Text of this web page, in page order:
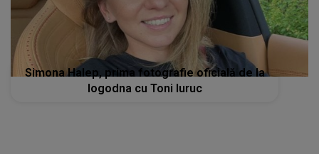
Simona Halep, prima fotografie oficială de la
logodna cu Toni Iuruc